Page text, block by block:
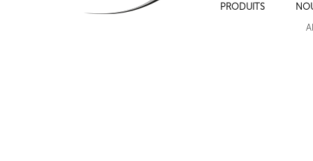
Corniche de plafond 189
PRODUITS